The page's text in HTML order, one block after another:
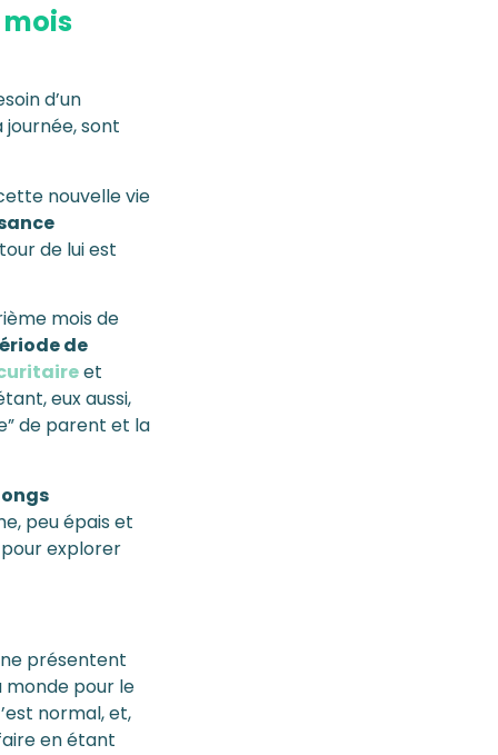
mois
d’un
journée, sont
nouvelle vie
de lui est
mois de
de
et
eux aussi,
de parent et la
peu épais et
explorer
présentent
monde pour le
normal, et,
en étant